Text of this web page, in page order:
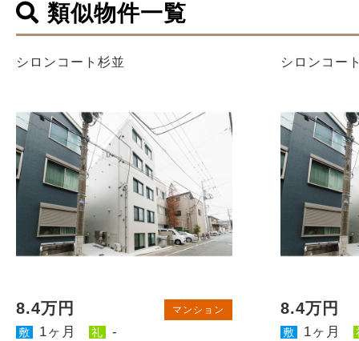
類似物件一覧
シロンコート杉並
8.4万円 マンション
敷 1ヶ月 礼
-
シロンコー
8.4万円
敷 1ヶ月